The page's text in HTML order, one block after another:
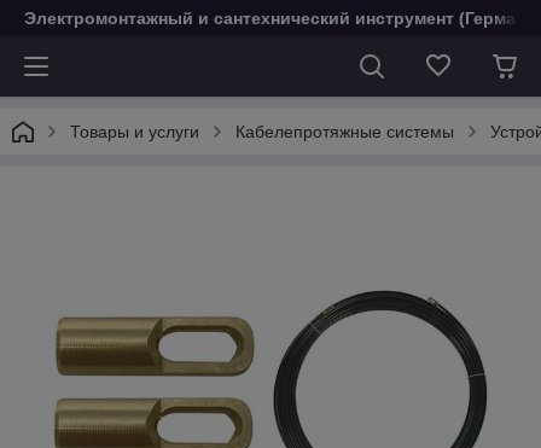
Электромонтажный и сантехнический инструмент
Товары и услуги Кабелепротяжные системы